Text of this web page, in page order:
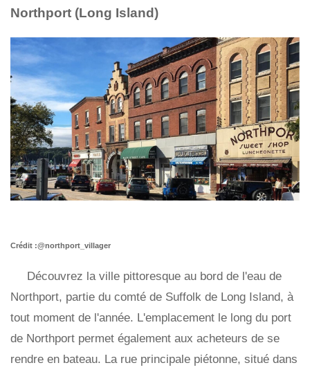
Northport (Long Island)
Crédit :@northport_villager
Découvrez la ville pittoresque au bord de l'eau de
Northport, partie du comté de Suffolk de Long Island, à
tout moment de l'année. L'emplacement le long du port
de Northport permet également aux acheteurs de se
rendre en bateau. La rue principale piétonne, situé dans